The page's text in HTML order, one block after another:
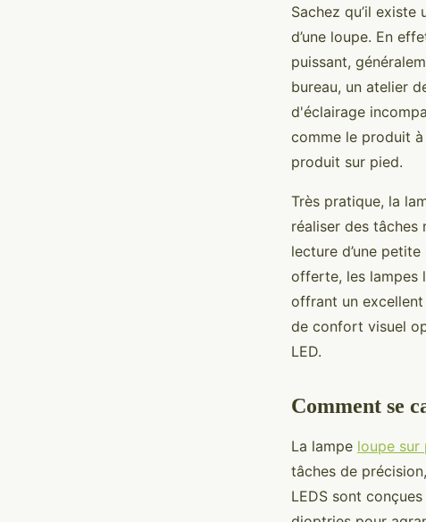
Quand utiliser une
Sachez qu’il
d’une loupe. En
puissant,
bureau, un atelier
d'éclairage
comme le produit
produit sur pied.
Très pratique, la
réaliser des
lecture d’une
offerte, les lampes
offrant un
de confort visuel
LED.
Comment se
La lampe loupe sur
tâches de
LEDS sont